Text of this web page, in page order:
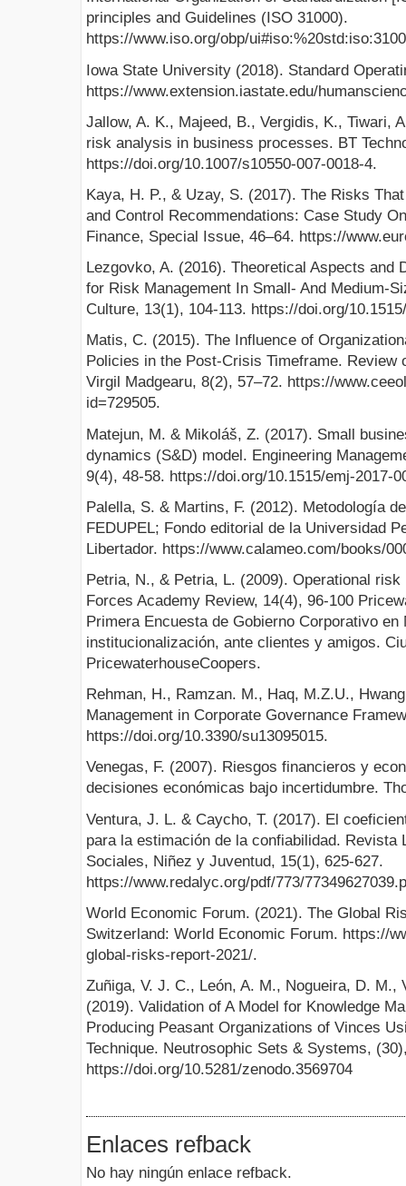
principles and Guidelines (ISO 31000).
https://www.iso.org/obp/
Iowa State University (2018). Standard
https://www.extension.iastate.edu/
Jallow, A. K., Majeed, B., Vergidis, K., Tiwari,
risk analysis in business processes. BT
https://doi.org/10.1007/s10550-007-0018-4.
Kaya, H. P., & Uzay, S. (2017). The Risks
and Control Recommendations: Case Study
Finance, Special Issue, 46–64. https://
Lezgovko, A. (2016). Theoretical Aspects and
for Risk Management In Small- And Medium-
Culture, 13(1), 104-113. https://doi.org/
Matis, C. (2015). The Influence of
Policies in the Post-Crisis Timeframe. Review
Virgil Madgearu, 8(2), 57–72. https://
id=729505.
Matejun, M. & Mikoláš, Z. (2017). Small
dynamics (S&D) model. Engineering
9(4), 48-58. https://doi.org/10.1515/emj-2017-
Palella, S. & Martins, F. (2012). Metodología
FEDUPEL; Fondo editorial de la Universidad
Libertador. https://www.calameo.com/books/
Petria, N., & Petria, L. (2009). Operational
Forces Academy Review, 14(4), 96-100
Primera Encuesta de Gobierno Corporativo en
institucionalización, ante clientes y amigos.
PricewaterhouseCoopers.
Rehman, H., Ramzan. M., Haq, M.Z.U.,
Management in Corporate Governance
https://doi.org/10.3390/su13095015.
Venegas, F. (2007). Riesgos financieros y
decisiones económicas bajo incertidumbre.
Ventura, J. L. & Caycho, T. (2017). El
para la estimación de la confiabilidad. Revista
Sociales, Niñez y Juventud, 15(1), 625-627.
https://www.redalyc.org/pdf/773/
World Economic Forum. (2021). The Global
Switzerland: World Economic Forum. https://
global-risks-report-2021/.
Zuñiga, V. J. C., León, A. M., Nogueira, D. M.,
(2019). Validation of A Model for Knowledge
Producing Peasant Organizations of Vinces
Technique. Neutrosophic Sets & Systems,
https://doi.org/10.5281/zenodo.3569704
Enlaces refback
No hay ningún enlace refback.